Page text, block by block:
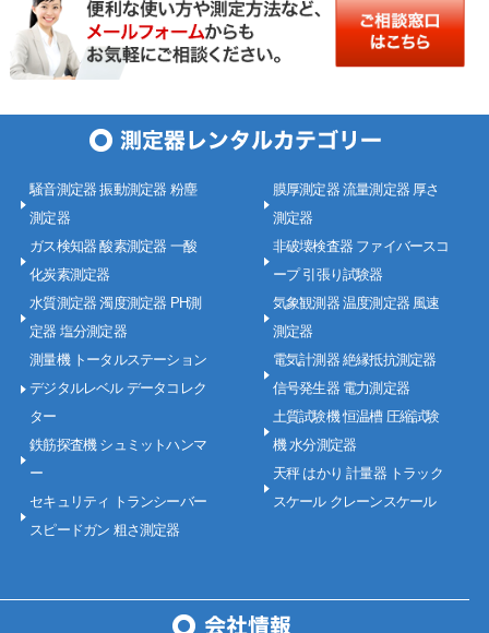
騒音測定器 振動測定器 粉塵
測定器
ガス検知器 酸素測定器 一酸
化炭素測定器
水質測定器 濁度測定器 PH測
定器 塩分測定器
測量機 トータルステーション
デジタルレベル データコレク
ター
鉄筋探査機 シュミットハンマ
ー
セキュリティ トランシーバー
スピードガン 粗さ測定器
膜厚測定器 流量測定器 厚さ
測定器
非破壊検査器 ファイバースコ
ープ 引張り試験器
気象観測器 温度測定器 風速
測定器
電気計測器 絶縁抵抗測定器
信号発生器 電力測定器
土質試験機 恒温槽 圧縮試験
機 水分測定器
天秤 はかり 計量器 トラック
スケール クレーンスケール